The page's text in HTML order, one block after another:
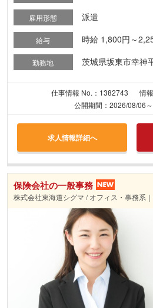
雇用形態 派遣
給与 時給 1,800円～
勤務地 茨城県坂東市幸神
仕事情報 No.：1382743
情
公開期間：2026/08/06
求人情報詳細へ
保険会社の一般事務
株式会社東海道シグマ / オフィス・事務系